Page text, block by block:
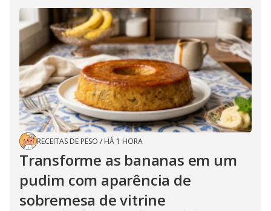
RECEITAS DE PESO / HÁ 1 HORA
Transforme as bananas em um
pudim com aparência de
sobremesa de vitrine